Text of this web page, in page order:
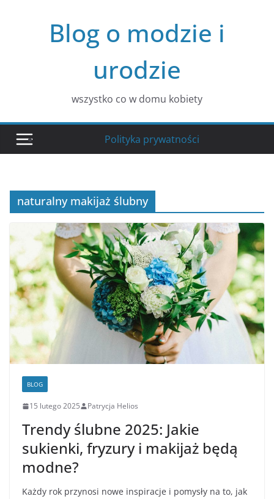
Blog o modzie i
urodzie
wszystko co w domu kobiety
Polityka prywatności
naturalny makijaż ślubny
BLOG
15 lutego 2025 Patrycja Helios
Trendy ślubne 2025: Jakie
sukienki, fryzury i makijaż będą
modne?
Każdy rok przynosi nowe inspiracje i pomysły na to, jak